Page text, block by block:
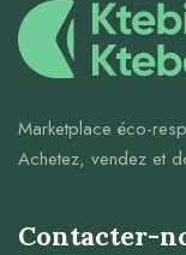
Marketplace éco-
Achetez, vendez et
Contacter-